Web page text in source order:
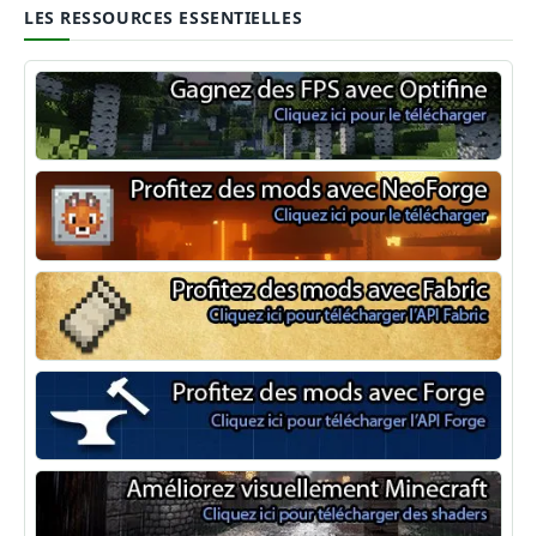
LES RESSOURCES ESSENTIELLES
Optifine
NeoForge
Minecraft Fabric
Minecraft Forge